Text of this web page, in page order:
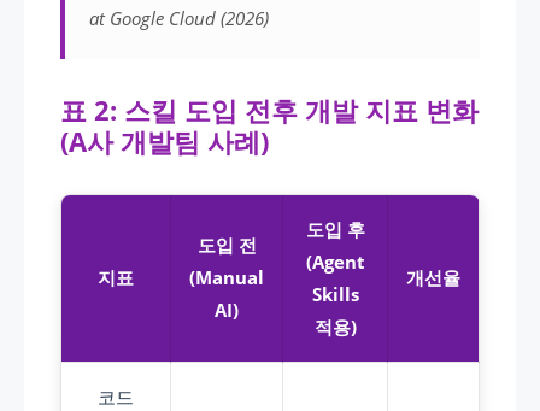
at Google Cloud (2026)
표 2: 스킬 도입 전후 개발 지표 변화
(A사 개발팀 사례)
지표
도입 전
(Manual
AI)
도입 후
(Agent
Skills
적용)
개선율
코드